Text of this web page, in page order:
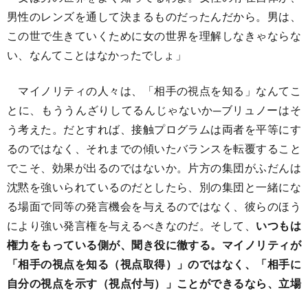
男性のレンズを通して決まるものだったんだから。男は、
この世で生きていくために女の世界を理解しなきゃならな
い、なんてことはなかったでしょ」
マイノリティの人々は、「相手の視点を知る」なんてこ
とに、もううんざりしてるんじゃないか─ブリュノーはそ
う考えた。だとすれば、接触プログラムは両者を平等にす
るのではなく、それまでの傾いたバランスを転覆すること
でこそ、効果が出るのではないか。片方の集団がふだんは
沈黙を強いられているのだとしたら、別の集団と一緒にな
る場面で同等の発言機会を与えるのではなく、彼らのほう
により強い発言権を与えるべきなのだ。そして、 いつもは
権力をもっている側が、聞き役に徹する。マイノリティが
「相手の視点を知る（視点取得）」のではなく、「相手に
自分の視点を示す（視点付与）」ことができるなら、立場